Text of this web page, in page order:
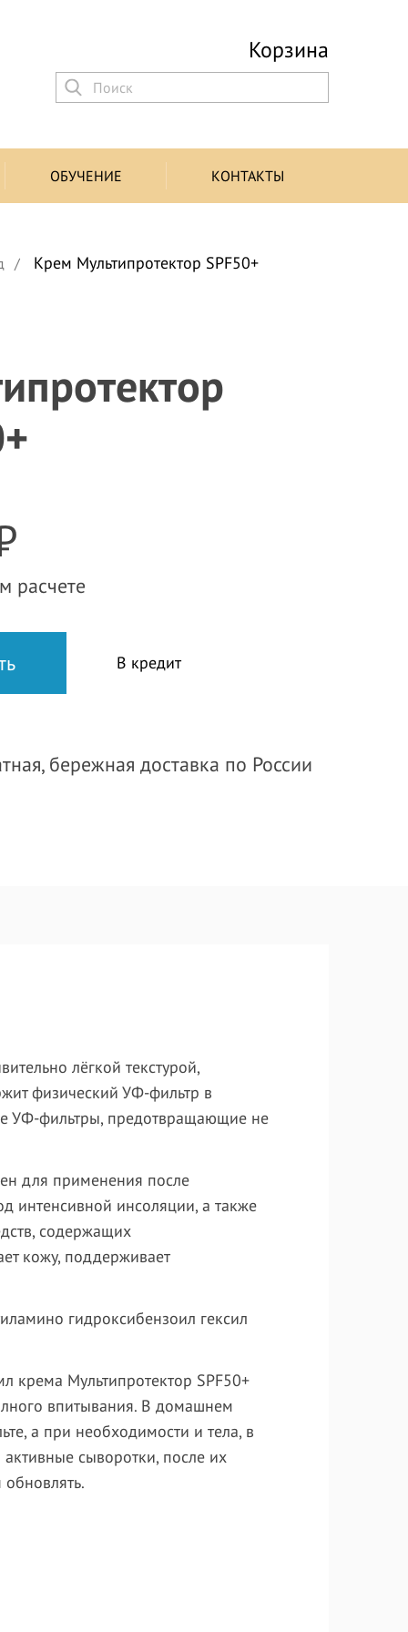
Корзина
ОБУЧЕНИЕ КОНТАКТЫ
Крем Mультипротектор SPF50+
расчете
В кредит
бережная доставка по России
лёгкой текстурой,
физический УФ-фильтр в
УФ-фильтры, предотвращающие не
для применения после
интенсивной инсоляции, а также
содержащих
кожу, поддерживает
гидроксибензоил гексил
крема Мультипротектор SPF50+
впитывания. В домашнем
а при необходимости и тела, в
сыворотки, после их